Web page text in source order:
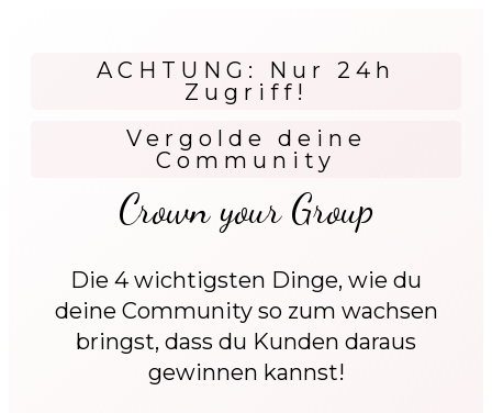
ACHTUNG: Nur 24h
Zugriff!
Vergolde deine
Community
Crown your Group
Die 4 wichtigsten Dinge, wie du
deine Community so zum wachsen
bringst, dass du Kunden daraus
gewinnen kannst!